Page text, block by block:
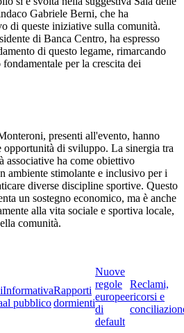
Gabriele Berni, che ha
di queste iniziative sulla comunità.
di Banca Centro, ha espresso
di questo legame, rimarcando
per la crescita dei
presenti all'evento, hanno
di sviluppo. La sinergia tra
associative ha come obiettivo
ambiente stimolante e inclusivo per i
diverse discipline sportive. Questo
un sostegno economico, ma è anche
alla vita sociale e sportiva locale,
comunità.
Informativa
al pubblico
Rapporti
dormienti
Nuove
regole
europee
di
default
Reclami,
ricorsi e